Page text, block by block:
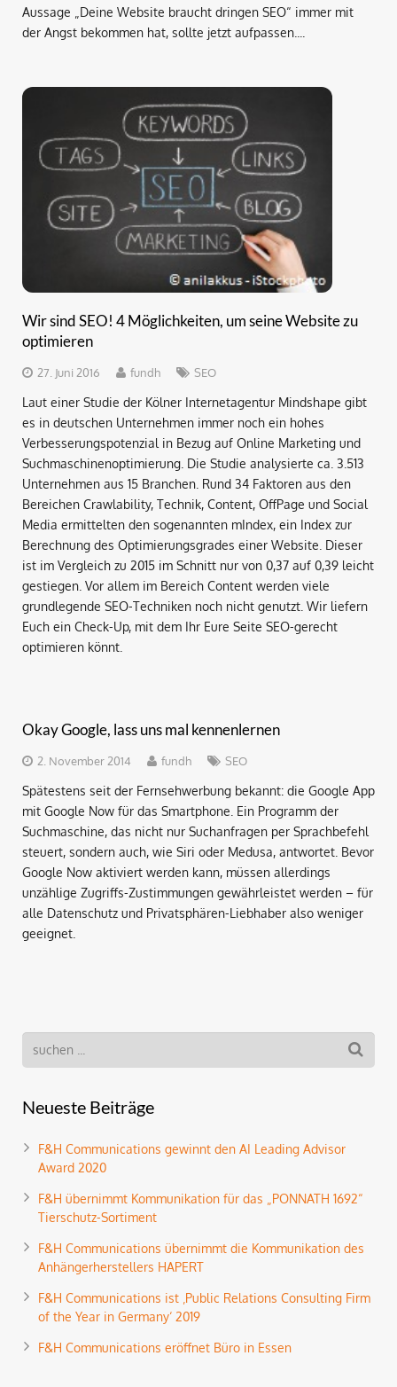
Aussage „Deine Website braucht dringen SEO“ immer mit
der Angst bekommen hat, sollte jetzt aufpassen....
Wir sind SEO! 4 Möglichkeiten, um seine Website zu
optimieren
27. Juni 2016 fundh SEO
Laut einer Studie der Kölner Internetagentur Mindshape gibt
es in deutschen Unternehmen immer noch ein hohes
Verbesserungspotenzial in Bezug auf Online Marketing und
Suchmaschinenoptimierung. Die Studie analysierte ca. 3.513
Unternehmen aus 15 Branchen. Rund 34 Faktoren aus den
Bereichen Crawlability, Technik, Content, OffPage und Social
Media ermittelten den sogenannten mIndex, ein Index zur
Berechnung des Optimierungsgrades einer Website. Dieser
ist im Vergleich zu 2015 im Schnitt nur von 0,37 auf 0,39 leicht
gestiegen. Vor allem im Bereich Content werden viele
grundlegende SEO-Techniken noch nicht genutzt. Wir liefern
Euch ein Check-Up, mit dem Ihr Eure Seite SEO-gerecht
optimieren könnt.
Okay Google, lass uns mal kennenlernen
2. November 2014 fundh SEO
Spätestens seit der Fernsehwerbung bekannt: die Google App
mit Google Now für das Smartphone. Ein Programm der
Suchmaschine, das nicht nur Suchanfragen per Sprachbefehl
steuert, sondern auch, wie Siri oder Medusa, antwortet. Bevor
Google Now aktiviert werden kann, müssen allerdings
unzählige Zugriffs-Zustimmungen gewährleistet werden – für
alle Datenschutz und Privatsphären-Liebhaber also weniger
geeignet.
Neueste Beiträge
F&H Communications gewinnt den AI Leading Advisor
Award 2020
F&H übernimmt Kommunikation für das „PONNATH 1692“
Tierschutz-Sortiment
F&H Communications übernimmt die Kommunikation des
Anhängerherstellers HAPERT
F&H Communications ist ‚Public Relations Consulting Firm
of the Year in Germany‘ 2019
F&H Communications eröffnet Büro in Essen